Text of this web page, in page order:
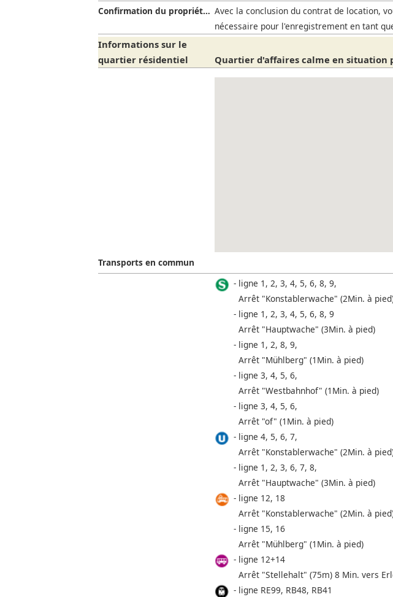
Confirmation du propriétaire Avec la conclusion du contrat de location,
nécessaire pour l'enregistrement en tant
Informations sur le
quartier résidentiel
Quartier d'affaires calme en situation
Transports en commun
ligne 1, 2, 3, 4, 5, 6, 8, 9,
Arrêt "Konstablerwache" (2Min. à
ligne 1, 2, 3, 4, 5, 6, 8, 9
Arrêt "Hauptwache" (3Min. à pied)
ligne 1, 2, 8, 9,
Arrêt "Mühlberg" (1Min. à pied)
ligne 3, 4, 5, 6,
Arrêt "Westbahnhof" (1Min. à pied)
ligne 3, 4, 5, 6,
Arrêt "of" (1Min. à pied)
ligne 4, 5, 6, 7,
Arrêt "Konstablerwache" (2Min. à
ligne 1, 2, 3, 6, 7, 8,
Arrêt "Hauptwache" (3Min. à pied)
ligne 12, 18
Arrêt "Konstablerwache" (2Min. à
ligne 15, 16
Arrêt "Mühlberg" (1Min. à pied)
ligne 12+14
Arrêt "Stellehalt" (75m) 8 Min. vers
ligne RE99, RB48, RB41